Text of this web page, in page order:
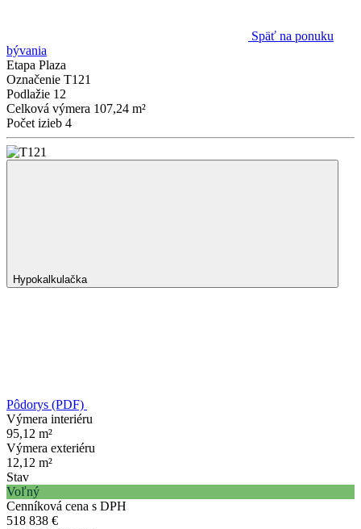
Späť na ponuku
bývania
Etapa Plaza
Označenie T121
Podlažie 12
Celková výmera 107,24 m²
Počet izieb 4
Hypokalkulačka
Pôdorys (PDF)
Výmera interiéru
95,12 m²
Výmera exteriéru
12,12 m²
Stav
Voľný
Cenníková cena s DPH
518 838 €